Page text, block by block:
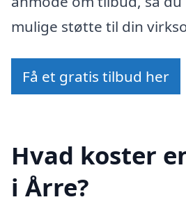
mulige støtte til din
Få et gratis tilbud her
Hvad koster
i Årre?